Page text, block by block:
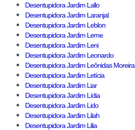
Desentupidora Jardim Lallo
Desentupidora Jardim Laranjal
Desentupidora Jardim Leblon
Desentupidora Jardim Leme
Desentupidora Jardim Leni
Desentupidora Jardim Leonardo
Desentupidora Jardim Leônidas Moreira
Desentupidora Jardim Letícia
Desentupidora Jardim Liar
Desentupidora Jardim Lídia
Desentupidora Jardim Lido
Desentupidora Jardim Lilah
Desentupidora Jardim Lilia